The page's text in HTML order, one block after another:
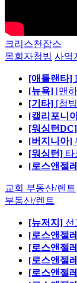
크리스천잡스
목회자청빙 사역
[애틀랜타]
[뉴욕] [맨
[기타] [청
[캘리포니
[워싱턴DC]
[버지니아]
[워싱턴] 타
[로스앤젤
교회 부동산/렌트
부동산/렌트
[뉴저지] 선
[로스앤젤
[로스앤젤
[로스앤젤
[로스앤젤